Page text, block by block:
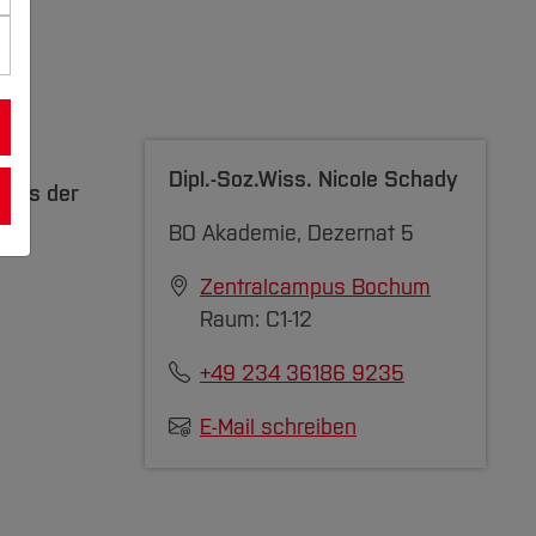
der
Dipl.-Soz.Wiss. Nicole Schady
BO Akademie, Dezernat 5
Zentralcampus Bochum
Raum: C1-12
+49 234 36186 9235
E-Mail schreiben